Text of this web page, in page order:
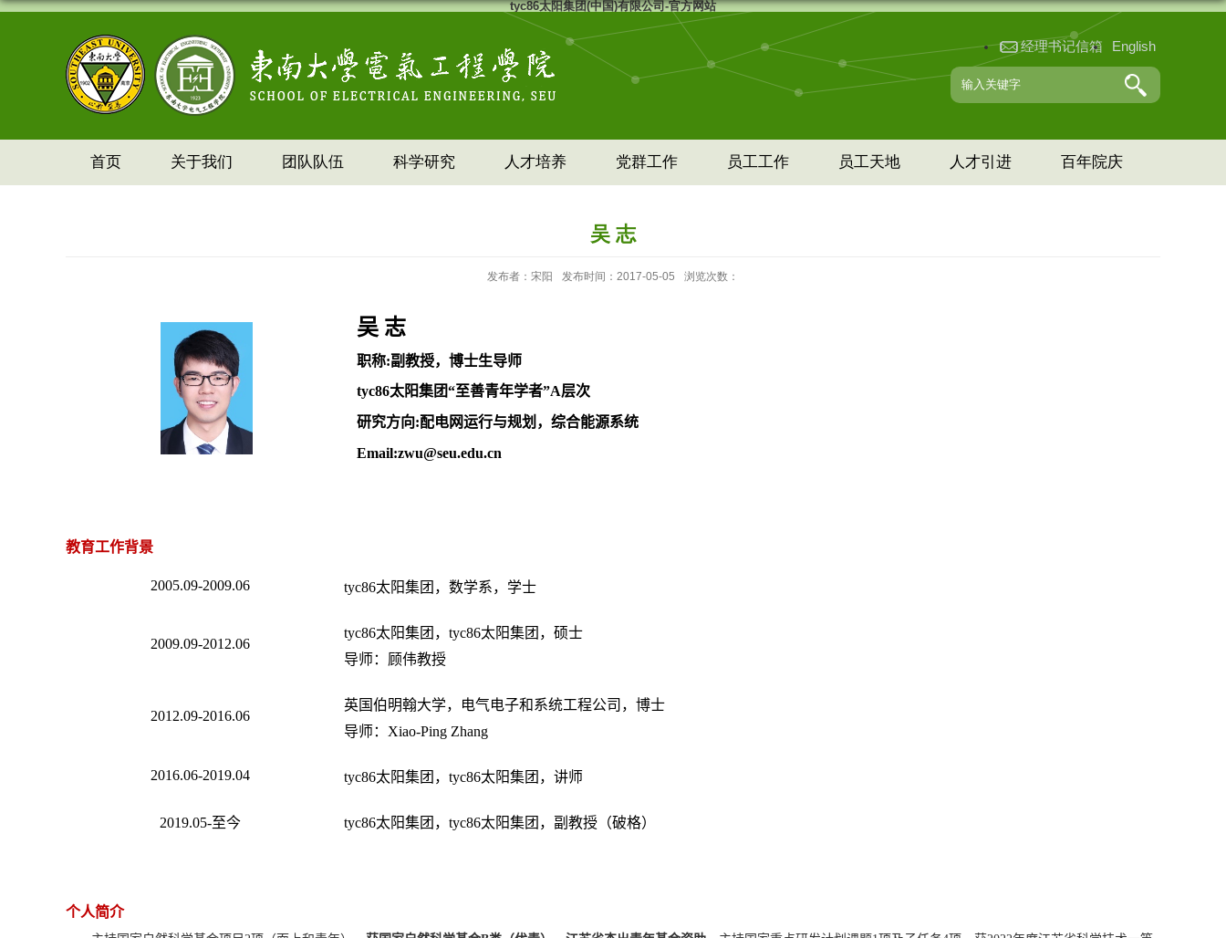
tyc86太阳集团(中国)有限公司-官方网站
经理书记信箱 English
首页 关于我们 团队队伍 科学研究 人才培养 党群工作 员工工作 员工天地 人才引进 百年院庆
吴 志
发布者：宋阳 发布时间：2017-05-05 浏览次数：
吴 志
职称:副教授，博士生导师
tyc86太阳集团“至善青年学者”A层次
研究方向:配电网运行与规划，综合能源系统
Email:zwu@seu.edu.cn
教育工作背景
2005.09-2009.06 tyc86太阳集团，数学系，学士
2009.09-2012.06
tyc86太阳集团，tyc86太阳集团，硕士
导师：顾伟教授
2012.09-2016.06
英国伯明翰大学，电气电子和系统工程公司，博士
导师： Xiao-Ping Zhang
2016.06-2019.04 tyc86太阳集团，tyc86太阳集团，讲师
2019.05-至今 tyc86太阳集团，tyc86太阳集团，副教授（破格）
个人简介